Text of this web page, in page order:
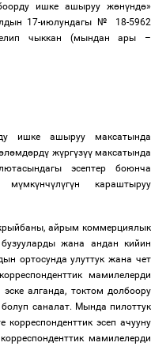
ишке ашыруу жөнүндө»
17-июлундагы № 18-5962
чыккан (мындан ары –
ишке ашыруу максатында
лөмдөрдү жүргүзүүмаксатында
эсептер боюнча
мүмкүнчүлүгүн караштыруу
айрым коммерциялык
жана андан кийин
ортосунда улуттук жана чет
мамилелерди
алганда, токтом долбоору
саналат. Мында пилоттук
корреспонденттик эсеп ачууну
мамилелерди